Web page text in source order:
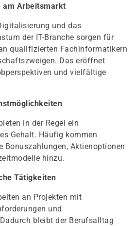
am Arbeitsmarkt
und das
der IT-Branche sorgen für
qualifizierten Fachinformatikern
Das eröffnet
und vielfältige
in der Regel ein
Gehalt. Häufig kommen
Bonuszahlungen, Aktienoptionen
hinzu.
Tätigkeiten
an Projekten mit
und
bleibt der Berufsalltag